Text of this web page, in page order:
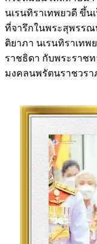
นเรนทิราเทพยวดี ขึ้น
ที่จารึกในพระสุพรรณ
ติยาภา นเรนทิราเท
ราชธิดา กับพระราช
มงคลนพรัตนราชวร